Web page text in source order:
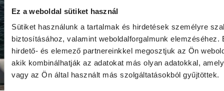
Ez a weboldal sütiket használ
Sütiket használunk a tartalmak és hirdetések személyre
biztosításához, valamint weboldalforgalmunk
hirdető- és elemező partnereinkkel megosztjuk az Ön
akik kombinálhatják az adatokat más olyan adatokkal,
vagy az Ön által használt más szolgáltatásokból gyűjtöttek.